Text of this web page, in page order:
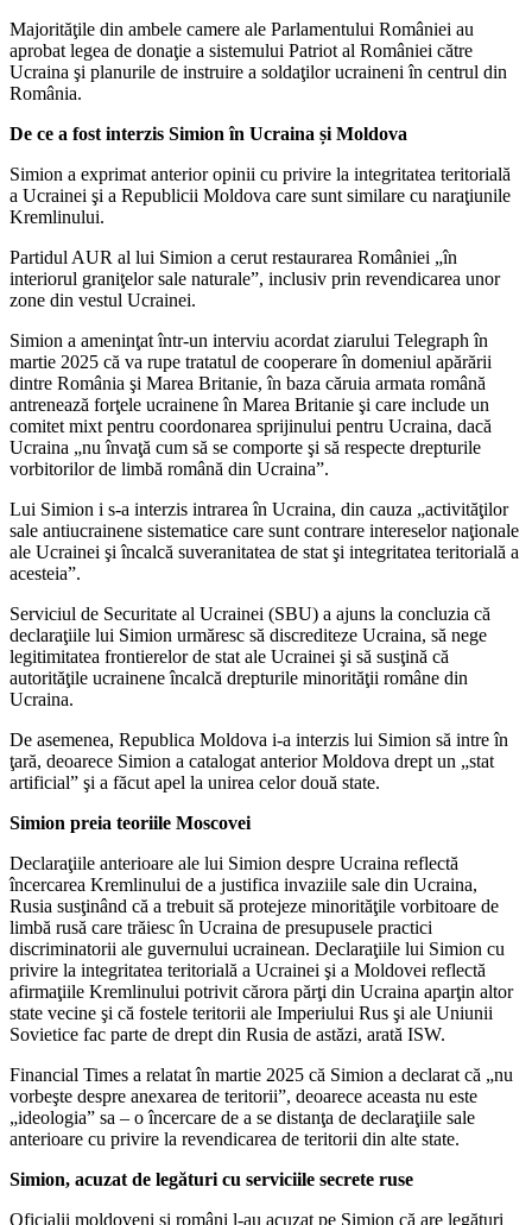
Majorităţile din ambele camere ale Parlamentului României au
aprobat legea de donaţie a sistemului Patriot al României către
Ucraina şi planurile de instruire a soldaţilor ucraineni în centrul din
România.
De ce a fost interzis Simion în Ucraina și Moldova
Simion a exprimat anterior opinii cu privire la integritatea teritorială
a Ucrainei şi a Republicii Moldova care sunt similare cu naraţiunile
Kremlinului.
Partidul AUR al lui Simion a cerut restaurarea României „în
interiorul graniţelor sale naturale”, inclusiv prin revendicarea unor
zone din vestul Ucrainei.
Simion a ameninţat într-un interviu acordat ziarului Telegraph în
martie 2025 că va rupe tratatul de cooperare în domeniul apărării
dintre România şi Marea Britanie, în baza căruia armata română
antrenează forţele ucrainene în Marea Britanie şi care include un
comitet mixt pentru coordonarea sprijinului pentru Ucraina, dacă
Ucraina „nu învaţă cum să se comporte şi să respecte drepturile
vorbitorilor de limbă română din Ucraina”.
Lui Simion i s-a interzis intrarea în Ucraina, din cauza „activităţilor
sale antiucrainene sistematice care sunt contrare intereselor naţionale
ale Ucrainei şi încalcă suveranitatea de stat şi integritatea teritorială a
acesteia”.
Serviciul de Securitate al Ucrainei (SBU) a ajuns la concluzia că
declaraţiile lui Simion urmăresc să discrediteze Ucraina, să nege
legitimitatea frontierelor de stat ale Ucrainei şi să susţină că
autorităţile ucrainene încalcă drepturile minorităţii române din
Ucraina.
De asemenea, Republica Moldova i-a interzis lui Simion să intre în
ţară, deoarece Simion a catalogat anterior Moldova drept un „stat
artificial” şi a făcut apel la unirea celor două state.
Simion preia teoriile Moscovei
Declaraţiile anterioare ale lui Simion despre Ucraina reflectă
încercarea Kremlinului de a justifica invaziile sale din Ucraina,
Rusia susţinând că a trebuit să protejeze minorităţile vorbitoare de
limbă rusă care trăiesc în Ucraina de presupusele practici
discriminatorii ale guvernului ucrainean. Declaraţiile lui Simion cu
privire la integritatea teritorială a Ucrainei şi a Moldovei reflectă
afirmaţiile Kremlinului potrivit cărora părţi din Ucraina aparţin altor
state vecine şi că fostele teritorii ale Imperiului Rus şi ale Uniunii
Sovietice fac parte de drept din Rusia de astăzi, arată ISW.
Financial Times a relatat în martie 2025 că Simion a declarat că „nu
vorbeşte despre anexarea de teritorii”, deoarece aceasta nu este
„ideologia” sa – o încercare de a se distanţa de declaraţiile sale
anterioare cu privire la revendicarea de teritorii din alte state.
Simion, acuzat de legături cu serviciile secrete ruse
Oficialii moldoveni şi români l-au acuzat pe Simion că are legături